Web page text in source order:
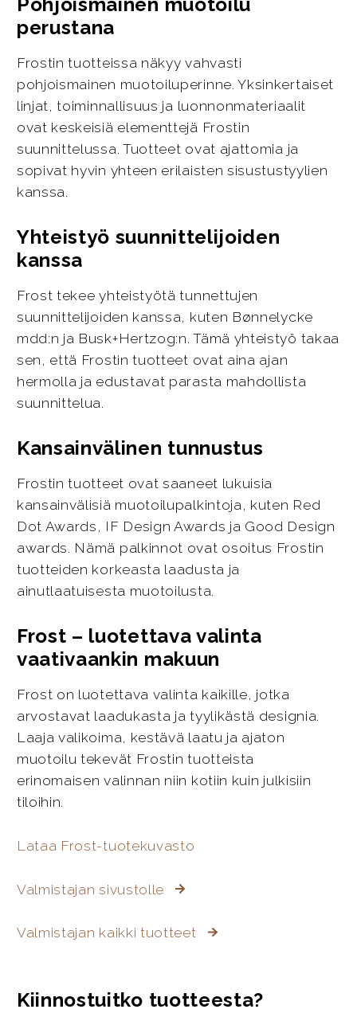
perustana
Frostin tuotteissa näkyy vahvasti
pohjoismainen muotoiluperinne. Yksinkertaiset
linjat, toiminnallisuus ja luonnonmateriaalit
ovat keskeisiä elementtejä Frostin
suunnittelussa. Tuotteet ovat ajattomia ja
sopivat hyvin yhteen erilaisten sisustustyylien
kanssa.
Yhteistyö suunnittelijoiden
kanssa
Frost tekee yhteistyötä tunnettujen
suunnittelijoiden kanssa, kuten Bønnelycke
mdd:n ja Busk+Hertzog:n. Tämä yhteistyö takaa
sen, että Frostin tuotteet ovat aina ajan
hermolla ja edustavat parasta mahdollista
suunnittelua.
Kansainvälinen tunnustus
Frostin tuotteet ovat saaneet lukuisia
kansainvälisiä muotoilupalkintoja, kuten Red
Dot Awards, IF Design Awards ja Good Design
awards. Nämä palkinnot ovat osoitus Frostin
tuotteiden korkeasta laadusta ja
ainutlaatuisesta muotoilusta.
Frost – luotettava valinta
vaativaankin makuun
Frost on luotettava valinta kaikille, jotka
arvostavat laadukasta ja tyylikästä designia.
Laaja valikoima, kestävä laatu ja ajaton
muotoilu tekevät Frostin tuotteista
erinomaisen valinnan niin kotiin kuin julkisiin
tiloihin.
Lataa Frost-tuotekuvasto
Valmistajan sivustolle
Valmistajan kaikki tuotteet
Kiinnostuitko tuotteesta?